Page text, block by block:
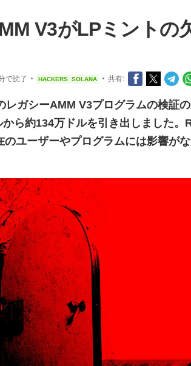
V3がLPミントの
で読了 • HACKERS SOLANA • 共有:
ガシーAMM V3プログラムの検証
ら約134万ドルを引き出しました。
ユーザーやプログラムには影響が